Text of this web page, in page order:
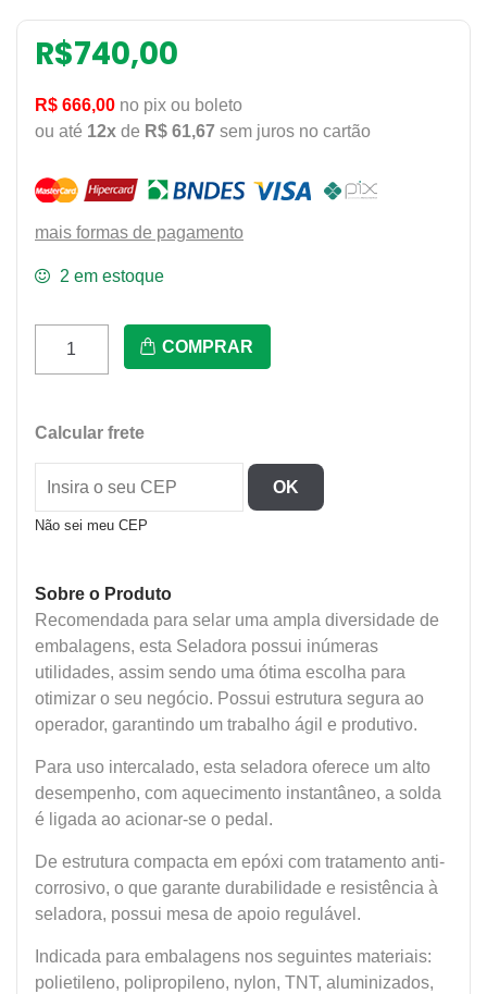
R$740,00
R$ 666,00 no pix ou boleto
ou até 12x de R$ 61,67 sem juros no cartão
mais formas de pagamento
2 em estoque
Pedal
quantidade
COMPRAR
Calcular frete
OK
Não sei meu CEP
Sobre o Produto
Recomendada para selar uma ampla diversidade de
embalagens, esta Seladora possui inúmeras
utilidades, assim sendo uma ótima escolha para
otimizar o seu negócio. Possui estrutura segura ao
operador, garantindo um trabalho ágil e produtivo.
Para uso intercalado, esta seladora oferece um alto
desempenho, com aquecimento instantâneo, a solda
é ligada ao acionar-se o pedal.
De estrutura compacta em epóxi com tratamento anti-
corrosivo, o que garante durabilidade e resistência à
seladora, possui mesa de apoio regulável.
Indicada para embalagens nos seguintes materiais:
polietileno, polipropileno, nylon, TNT, aluminizados,